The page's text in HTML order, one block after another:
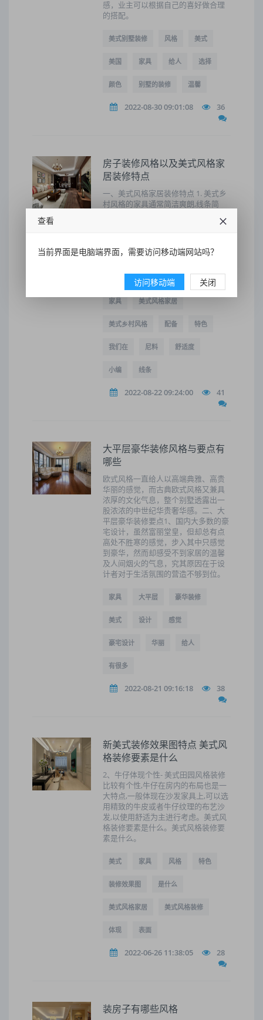
感，业主可以根据自己的喜好做合理
的搭配。
美式别墅装修 风格 美式
美国 家具 给人 选择
颜色 别墅的装修 温馨
2022-08-30 09:01:08 36
房子装修风格以及美式风格家
居装修特点
一、美式风格家居装修特点 1. 美式乡
村风格的家具通常简洁爽朗,线条简
木、印花布、手工纺织的尼料、麻织
风格的家具通常简洁爽朗,线条简单、
体积粗犷,其选材也十分广泛:实木、印
自然裁切的石材。
家具 美式风格家居
美式乡村风格 配备 特色
我们在 尼料 舒适度
小编 线条
2022-08-22 09:24:00 41
大平层豪华装修风格与要点有
哪些
欧式风格一直给人以高端典雅、高贵
华丽的感觉，而古典欧式风格又兼具
浓厚的文化气息，整个别墅透露出一
股浓浓的中世纪华贵奢华感。二、大
平层豪华装修要点1、国内大多数的豪
宅设计，虽然富丽堂皇，但却总有点
高处不胜寒的感觉，步入其中只感觉
到豪华，然而却感受不到家居的温馨
及人间烟火的气息，究其原因在于设
计者对于生活氛围的营造不够到位。
家具 大平层 豪华装修
美式 设计 感觉
豪宅设计 华丽 给人
有很多
2022-08-21 09:16:18 38
新美式装修效果图特点 美式风
格装修要素是什么
2、牛仔体现个性- 美式田园风格装修
比较有个性,牛仔在房内的布局也是一
大特点,一般体现在沙发家具上,可以选
用精致的牛皮或者牛仔纹理的布艺沙
发,以使用舒适为主进行考虑。美式风
格装修要素是什么。美式风格装修要
素是什么。
美式 家具 风格 特色
装修效果图 是什么
美式风格家居 美式风格装修
体现 表面
2022-06-26 11:38:05 28
装房子有哪些风格
查看
当前界面是电脑端界面，需要访问移动端网站吗？
访问移动端 关闭